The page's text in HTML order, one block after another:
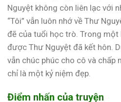
Nguyệt không còn liên lạc với
“Tôi” vẫn luôn nhớ về Thư
đẽ của tuổi học trò. Trong một
được Thư Nguyệt đã kết hôn.
vẫn chúc phúc cho cô và chấp
chỉ là một kỷ niệm đẹp.
Điểm nhấn của truyện